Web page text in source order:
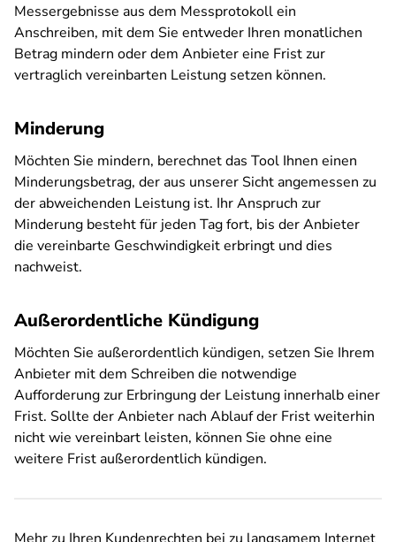
Messergebnisse aus dem Messprotokoll ein
Anschreiben, mit dem Sie entweder Ihren monatlichen
Betrag mindern oder dem Anbieter eine Frist zur
vertraglich vereinbarten Leistung setzen können.
Minderung
Möchten Sie mindern, berechnet das Tool Ihnen einen
Minderungsbetrag, der aus unserer Sicht angemessen zu
der abweichenden Leistung ist. Ihr Anspruch zur
Minderung besteht für jeden Tag fort, bis der Anbieter
die vereinbarte Geschwindigkeit erbringt und dies
nachweist.
Außerordentliche Kündigung
Möchten Sie außerordentlich kündigen, setzen Sie Ihrem
Anbieter mit dem Schreiben die notwendige
Aufforderung zur Erbringung der Leistung innerhalb einer
Frist. Sollte der Anbieter nach Ablauf der Frist weiterhin
nicht wie vereinbart leisten, können Sie ohne eine
weitere Frist außerordentlich kündigen.